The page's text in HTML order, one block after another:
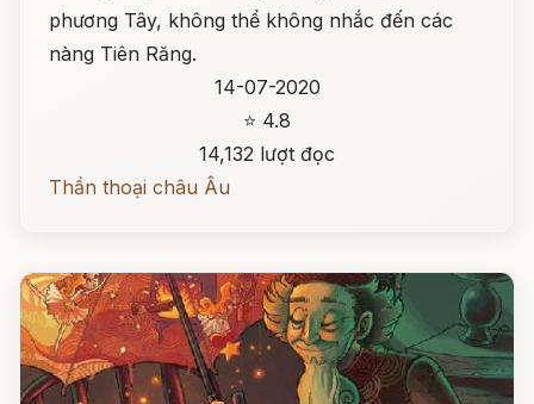
phương Tây, không thể không nhắc đến các
nàng Tiên Răng.
14-07-2020
⭐ 4.8
14,132 lượt đọc
Thần thoại châu Âu